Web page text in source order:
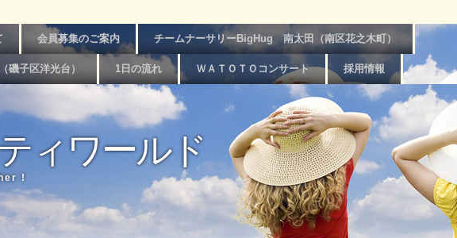
会員募集のご案内 チームナーサリーBigHug 南太田（南区花之木町）
磯子区洋光台） 1日の流れ ＷＡＴＯＴＯコンサート 採用情報
ィワールド
!